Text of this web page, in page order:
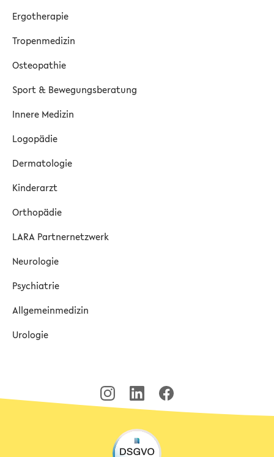
Ergotherapie
Tropenmedizin
Osteopathie
Sport & Bewegungsberatung
Innere Medizin
Logopädie
Dermatologie
Kinderarzt
Orthopädie
LARA Partnernetzwerk
Neurologie
Psychiatrie
Allgemeinmedizin
Urologie